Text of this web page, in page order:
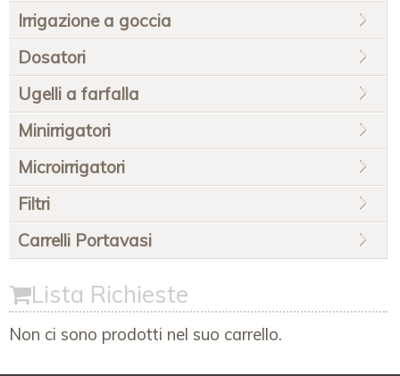
Irrigazione a goccia
Dosatori
Ugelli a farfalla
Minirrigatori
Microirrigatori
Filtri
Carrelli Portavasi
Lista Richieste
Non ci sono prodotti nel suo carrello.